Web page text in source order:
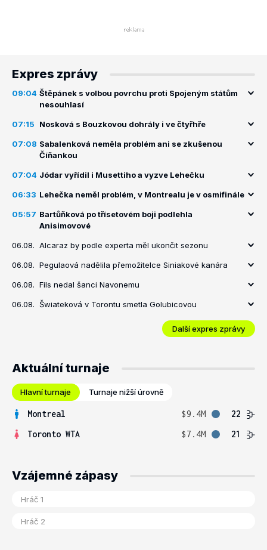
Expres zprávy
09:04 Štěpánek s volbou povrchu proti Spojeným státům
nesouhlasí
07:15 Nosková s Bouzkovou dohrály i ve čtyřhře
07:08 Sabalenková neměla problém ani se zkušenou
Číňankou
07:04 Jódar vyřídil i Musettiho a vyzve Lehečku
06:33 Lehečka neměl problém, v Montrealu je v osmifinále
05:57 Bartůňková po třísetovém boji podlehla
Anisimovové
06.08. Alcaraz by podle experta měl ukončit sezonu
06.08. Pegulaová nadělila přemožitelce Siniakové kanára
06.08. Fils nedal šanci Navonemu
06.08. Šwiateková v Torontu smetla Golubicovou
Další expres zprávy
Aktuální turnaje
Hlavní turnaje Turnaje nižší úrovně
Montreal $9.4M
22
Toronto WTA
$7.4M 21
Vzájemné zápasy